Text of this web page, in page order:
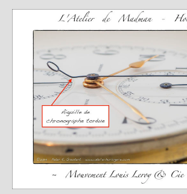
Grands Horlogers
Christian Gottfried Hahn
Jean-Antoine Lépine
Dossiers constructeur
Fabricants et poinçons
Exemple de tarifs
Outillage horloger